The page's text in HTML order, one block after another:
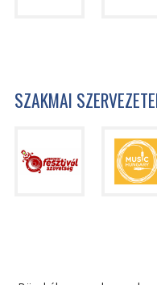
SZAKMAI